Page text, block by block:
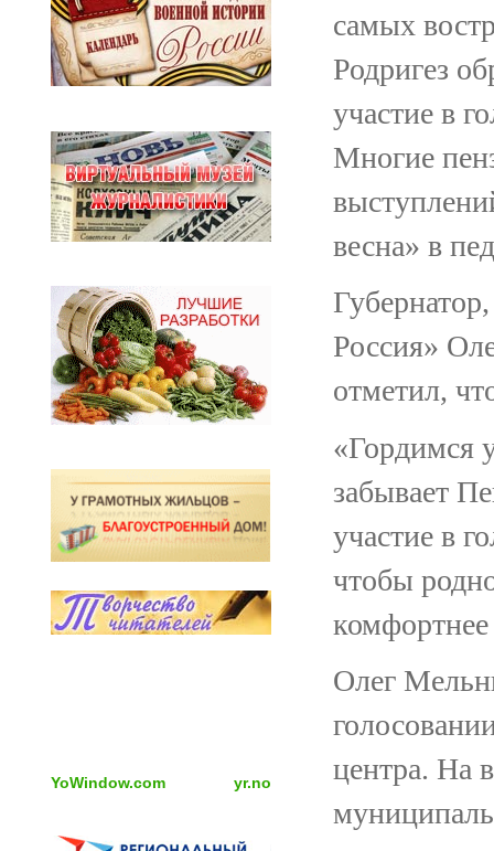
YoWindow.com yr.no
самых
Родригез
участие в
Многие
весна» в
Россия»
отметил,
«Гордимся
забывает
участие в
чтобы
Олег
центра. На